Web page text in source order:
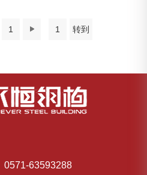
1 转到
0571-63593288